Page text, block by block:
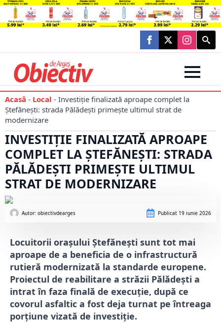
Search
for:
Acasă - Local - Investiție finalizată aproape complet la
Ștefănești: strada Pălădești primește ultimul strat de
modernizare
INVESTIȚIE FINALIZATĂ APROAPE
COMPLET LA ȘTEFĂNEȘTI: STRADA
PĂLĂDEȘTI PRIMEȘTE ULTIMUL
STRAT DE MODERNIZARE
Autor: obiectivdearges Publicat 19 iunie 2026
Locuitorii orașului Ștefănești sunt tot mai
aproape de a beneficia de o infrastructură
rutieră modernizată la standarde europene.
Proiectul de reabilitare a străzii Pălădești a
intrat în faza finală de execuție, după ce
covorul asfaltic a fost deja turnat pe întreaga
porțiune vizată de investiție.